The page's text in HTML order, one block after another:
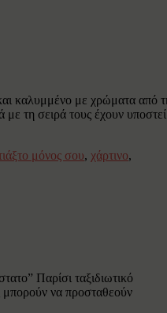
καλυμμένο με χρώματα από
τη σειρά τους έχουν υποστεί
μόνος σου, χάρτινο,
Παρίσι ταξιδιωτικό
μπορούν να προσταθεούν